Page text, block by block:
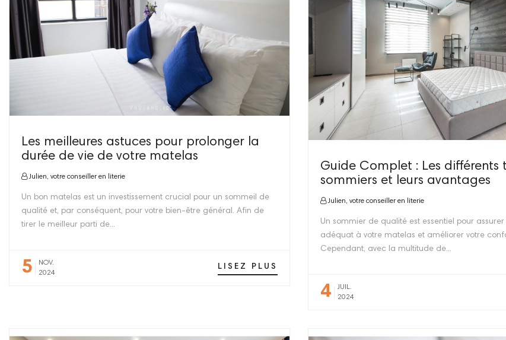
Les meilleures astuces pour prolonger la
durée de vie de votre matelas
Julien, votre conseiller en literie
Un bon matelas est un investissement crucial pour un sommeil de
qualité et, par conséquent, pour votre bien-être général. Afin de
tirer le meilleur parti de...
5
NOV.
2024
LISEZ PLUS
Guide Complet : Les différents
sommiers et leurs avantages
Julien, votre conseiller en literie
Un sommier de qualité est essentiel pour assurer
adéquat à votre matelas et améliorer votre
Cependant, avec la multitude de...
4
JUIL.
2024